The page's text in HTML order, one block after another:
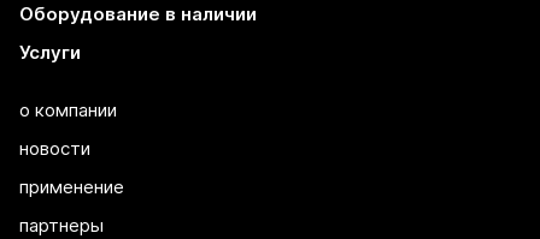
Оборудование в наличии
Услуги
о компании
новости
применение
партнеры